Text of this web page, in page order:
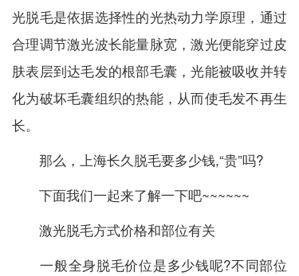
光脱毛是依据选择性的光热动力学原理，通过
合理调节激光波长能量脉宽，激光便能穿过皮
肤表层到达毛发的根部毛囊，光能被吸收并转
化为破坏毛囊组织的热能，从而使毛发不再生
长。
那么，上海长久脱毛要多少钱,“贵”吗?
下面我们一起来了解一下吧~~~~~~
激光脱毛方式价格和部位有关
一般全身脱毛价位是多少钱呢?不同部位